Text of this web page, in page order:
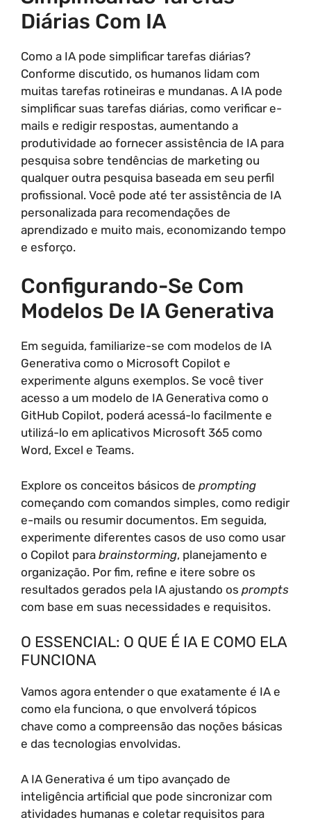
Diárias Com IA
Como a IA pode simplificar tarefas diárias?
Conforme discutido, os humanos lidam com
muitas tarefas rotineiras e mundanas. A IA pode
simplificar suas tarefas diárias, como verificar e-
mails e redigir respostas, aumentando a
produtividade ao fornecer assistência de IA para
pesquisa sobre tendências de marketing ou
qualquer outra pesquisa baseada em seu perfil
profissional. Você pode até ter assistência de IA
personalizada para recomendações de
aprendizado e muito mais, economizando tempo
e esforço.
Configurando-Se Com
Modelos De IA Generativa
Em seguida, familiarize-se com modelos de IA
Generativa como o Microsoft Copilot e
experimente alguns exemplos. Se você tiver
acesso a um modelo de IA Generativa como o
GitHub Copilot, poderá acessá-lo facilmente e
utilizá-lo em aplicativos Microsoft 365 como
Word, Excel e Teams.
Explore os conceitos básicos de prompting
começando com comandos simples, como redigir
e-mails ou resumir documentos. Em seguida,
experimente diferentes casos de uso como usar
o Copilot para brainstorming, planejamento e
organização. Por fim, refine e itere sobre os
resultados gerados pela IA ajustando os prompts
com base em suas necessidades e requisitos.
O ESSENCIAL: O QUE É IA E COMO ELA
FUNCIONA
Vamos agora entender o que exatamente é IA e
como ela funciona, o que envolverá tópicos
chave como a compreensão das noções básicas
e das tecnologias envolvidas.
A IA Generativa é um tipo avançado de
inteligência artificial que pode sincronizar com
atividades humanas e coletar requisitos para